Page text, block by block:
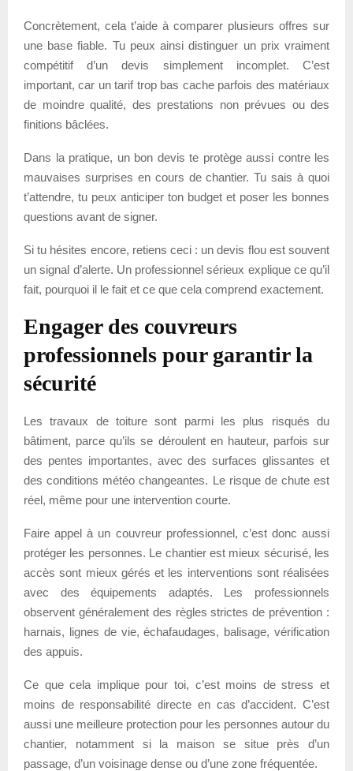
Concrètement, cela t’aide à comparer plusieurs offres sur
une base fiable. Tu peux ainsi distinguer un prix vraiment
compétitif d’un devis simplement incomplet. C’est
important, car un tarif trop bas cache parfois des matériaux
de moindre qualité, des prestations non prévues ou des
finitions bâclées.
Dans la pratique, un bon devis te protège aussi contre les
mauvaises surprises en cours de chantier. Tu sais à quoi
t’attendre, tu peux anticiper ton budget et poser les bonnes
questions avant de signer.
Si tu hésites encore, retiens ceci : un devis flou est souvent
un signal d’alerte. Un professionnel sérieux explique ce qu’il
fait, pourquoi il le fait et ce que cela comprend exactement.
Engager des couvreurs
professionnels pour garantir la
sécurité
Les travaux de toiture sont parmi les plus risqués du
bâtiment, parce qu’ils se déroulent en hauteur, parfois sur
des pentes importantes, avec des surfaces glissantes et
des conditions météo changeantes. Le risque de chute est
réel, même pour une intervention courte.
Faire appel à un couvreur professionnel, c’est donc aussi
protéger les personnes. Le chantier est mieux sécurisé, les
accès sont mieux gérés et les interventions sont réalisées
avec des équipements adaptés. Les professionnels
observent généralement des règles strictes de prévention :
harnais, lignes de vie, échafaudages, balisage, vérification
des appuis.
Ce que cela implique pour toi, c’est moins de stress et
moins de responsabilité directe en cas d’accident. C’est
aussi une meilleure protection pour les personnes autour du
chantier, notamment si la maison se situe près d’un
passage, d’un voisinage dense ou d’une zone fréquentée.